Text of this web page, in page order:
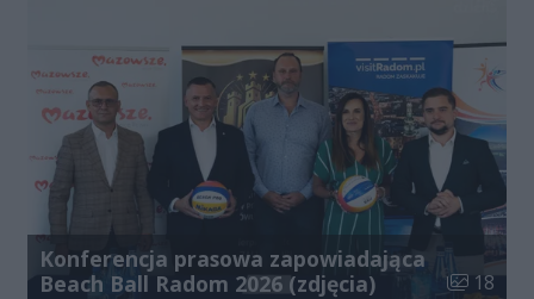
Konferencja prasowa zapowiadająca
Beach Ball Radom 2026 (zdjęcia)
Liczba
18